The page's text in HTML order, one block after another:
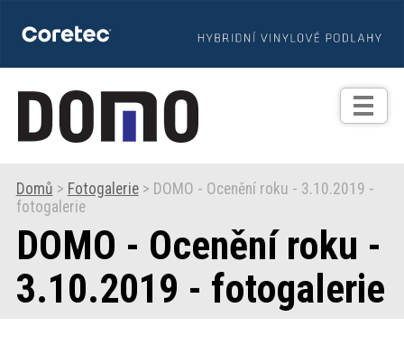
TIPY
Zprávy
Praxe
Fotogalerie
Domů > Fotogalerie> DOMO - Ocenění roku - 3.10.2019 -
fotogalerie
DOMO - Ocenění roku -
3.10.2019 - fotogalerie